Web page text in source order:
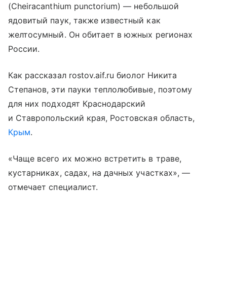
(Cheiracanthium punctorium) — небольшой
ядовитый паук, также известный как
желтосумный. Он обитает в южных регионах
России.
Как рассказал rostov.aif.ru биолог Никита
Степанов, эти пауки теплолюбивые, поэтому
для них подходят Краснодарский
и Ставропольский края, Ростовская область,
Крым.
«Чаще всего их можно встретить в траве,
кустарниках, садах, на дачных участках», —
отмечает специалист.